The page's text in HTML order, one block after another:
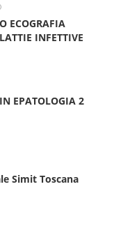
ECOGRAFIA
INFETTIVE
EPATOLOGIA 2
Simit Toscana